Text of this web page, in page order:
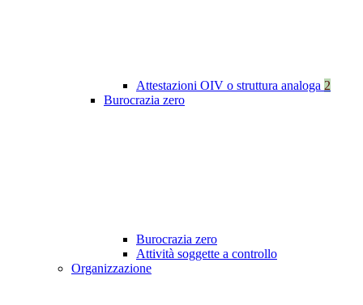
Attestazioni OIV o struttura analoga 2
Burocrazia zero
Burocrazia zero
Attività soggette a controllo
Organizzazione